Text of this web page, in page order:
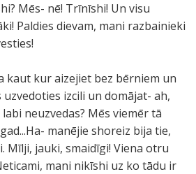
Mēs- nē! Trīnīshi! Un visu
Paldies dievam, mani razbainieki
kaut kur aizejiet bez bērniem un
izcili un domājat- ah,
neuzvedas? Mēs viemēr tā
manējie shoreiz bija tie,
Mīlji, jauki, smaidīgi! Viena otru
mani nikīshi uz ko tādu ir